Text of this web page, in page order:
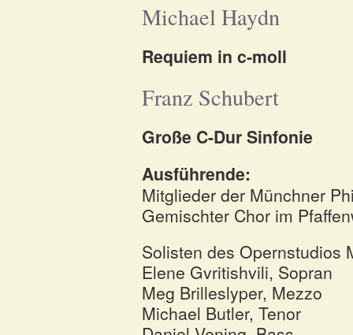
Michael Haydn
Requiem in c-moll
Franz Schubert
Große C-Dur Sinfonie
Ausführende:
Mitglieder der Münchner
Gemischter Chor im
Solisten des Opernstudios
Elene Gvritishvili, Sopran
Meg Brilleslyper, Mezzo
Michael Butler, Tenor